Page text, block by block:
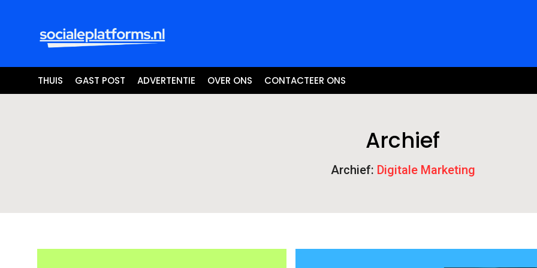
THUIS GAST POST ADVERTENTIE OVER ONS CONTACTEER ONS
Archief
Archief: Digitale Marketing